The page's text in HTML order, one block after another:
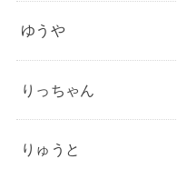
ゆうや
りっちゃん
りゅうと